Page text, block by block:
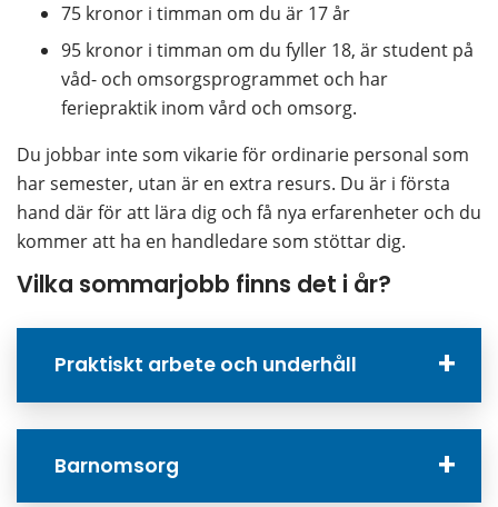
75 kronor i timman om du är 17 år
95 kronor i timman om du fyller 18, är student på
våd- och omsorgsprogrammet och har
feriepraktik inom vård och omsorg.
Du jobbar inte som vikarie för ordinarie personal som
har semester, utan är en extra resurs. Du är i första
hand där för att lära dig och få nya erfarenheter och du
kommer att ha en handledare som stöttar dig.
Vilka sommarjobb finns det i år?
Praktiskt arbete och underhåll
Barnomsorg